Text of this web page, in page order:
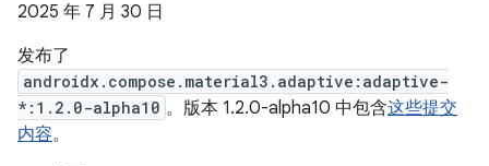
2025 年 7 月 30 日
发布了
androidx.compose.material3.adaptive:adaptive-
*:1.2.0-alpha10 。版本 1.2.0-alpha10 中包含这些提交
内容。